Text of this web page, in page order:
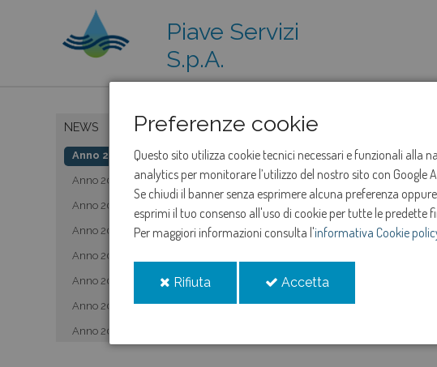
Preferenze cookie
Questo sito utilizza cookie tecnici necessari e funzionali alla
analytics per monitorare l’utilizzo del nostro sito con Google
Se chiudi il banner senza esprimere alcuna preferenza
esprimi il tuo consenso all'uso di cookie per tutte le predette
Per maggiori informazioni consulta l'informativa Cookie
Rifiuta Accetta
Piave Servizi
S.p.A.
NEWS
Anno 2019
Anno 2020
Anno 2021
Anno 2022
Anno 2023
Anno 2024
Anno 2025
Anno 2026